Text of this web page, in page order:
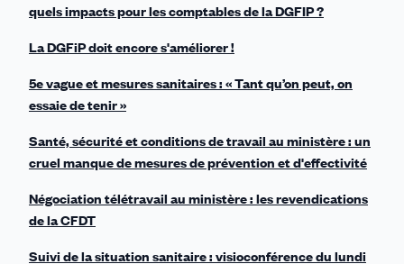
quels impacts pour les comptables de la DGFIP ?
La DGFiP doit encore s'améliorer !
5e vague et mesures sanitaires : « Tant qu’on peut, on
essaie de tenir »
Santé, sécurité et conditions de travail au ministère : un
cruel manque de mesures de prévention et d'effectivité
Négociation télétravail au ministère : les revendications
de la CFDT
Suivi de la situation sanitaire : visioconférence du lundi